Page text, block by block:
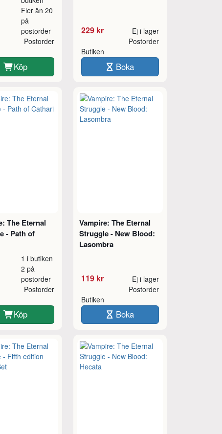
Fler än 20
på
postorder
Postorder
Köp
229 kr Ej i lager
Butiken
Postorder
Boka
The Eternal
- Path of
1 i butiken
2 på
postorder
Postorder
Köp
Vampire: The Eternal
Struggle - New Blood:
Lasombra
119 kr Ej i lager
Butiken
Postorder
Boka